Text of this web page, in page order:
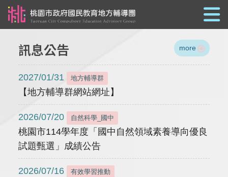
訊息公告 more
2027/01/31 地方輔導群
【地方輔導群網站網址】
2026/07/20 自然科學_國中
桃園市114學年度「國中自然領域素養導向優良
試題甄選」成績公告
2026/07/16 有效學習推動